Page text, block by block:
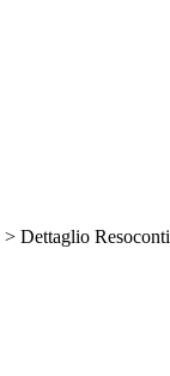
> Dettaglio Resoconti